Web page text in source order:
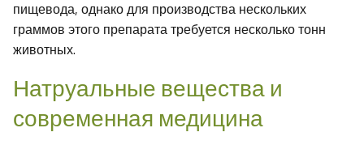
пищевода, однако для производства нескольких
граммов этого препарата требуется несколько тонн
животных.
Натруальные вещества и
современная медицина